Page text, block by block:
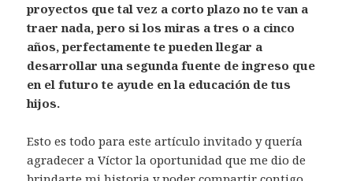
proyectos que tal vez a corto plazo no te van a
traer nada, pero si los miras a tres o a cinco
años, perfectamente te pueden llegar a
desarrollar una segunda fuente de ingreso que
en el futuro te ayude en la educación de tus
hijos.
Esto es todo para este artículo invitado y quería
agradecer a Víctor la oportunidad que me dio de